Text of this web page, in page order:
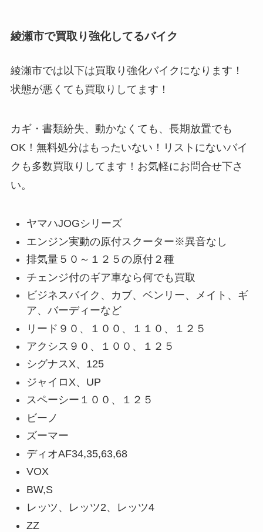
綾瀬市で買取り強化してるバイク
綾瀬市では以下は買取り強化バイクになります！
状態が悪くても買取りしてます！
カギ・書類紛失、動かなくても、長期放置でも
OK！無料処分はもったいない！リストにないバイ
クも多数買取りしてます！お気軽にお問合せ下さ
い。
ヤマハJOGシリーズ
エンジン実動の原付スクーター※異音なし
排気量５０～１２５の原付２種
チェンジ付のギア車なら何でも買取
ビジネスバイク、カブ、ベンリー、メイト、ギ
ア、バーディーなど
リード９０、１００、１１０、１２５
アクシス９０、１００、１２５
シグナスX、125
ジャイロX、UP
スペーシー１００、１２５
ビーノ
ズーマー
ディオAF34,35,63,68
VOX
BW,S
レッツ、レッツ2、レッツ4
ZZ